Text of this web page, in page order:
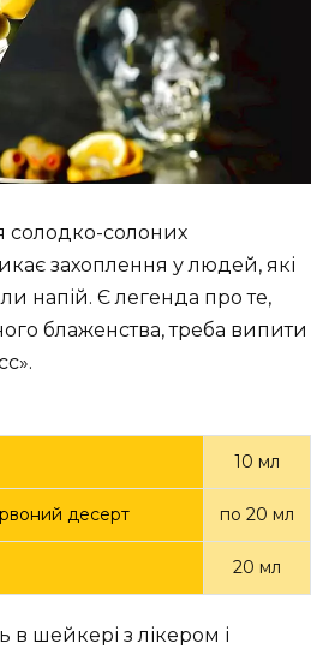
солодко-солоних
захоплення у людей, які
напій. Є легенда про те,
блаженства, треба випити
10 мл
десерт по 20 мл
20 мл
в шейкері з лікером і